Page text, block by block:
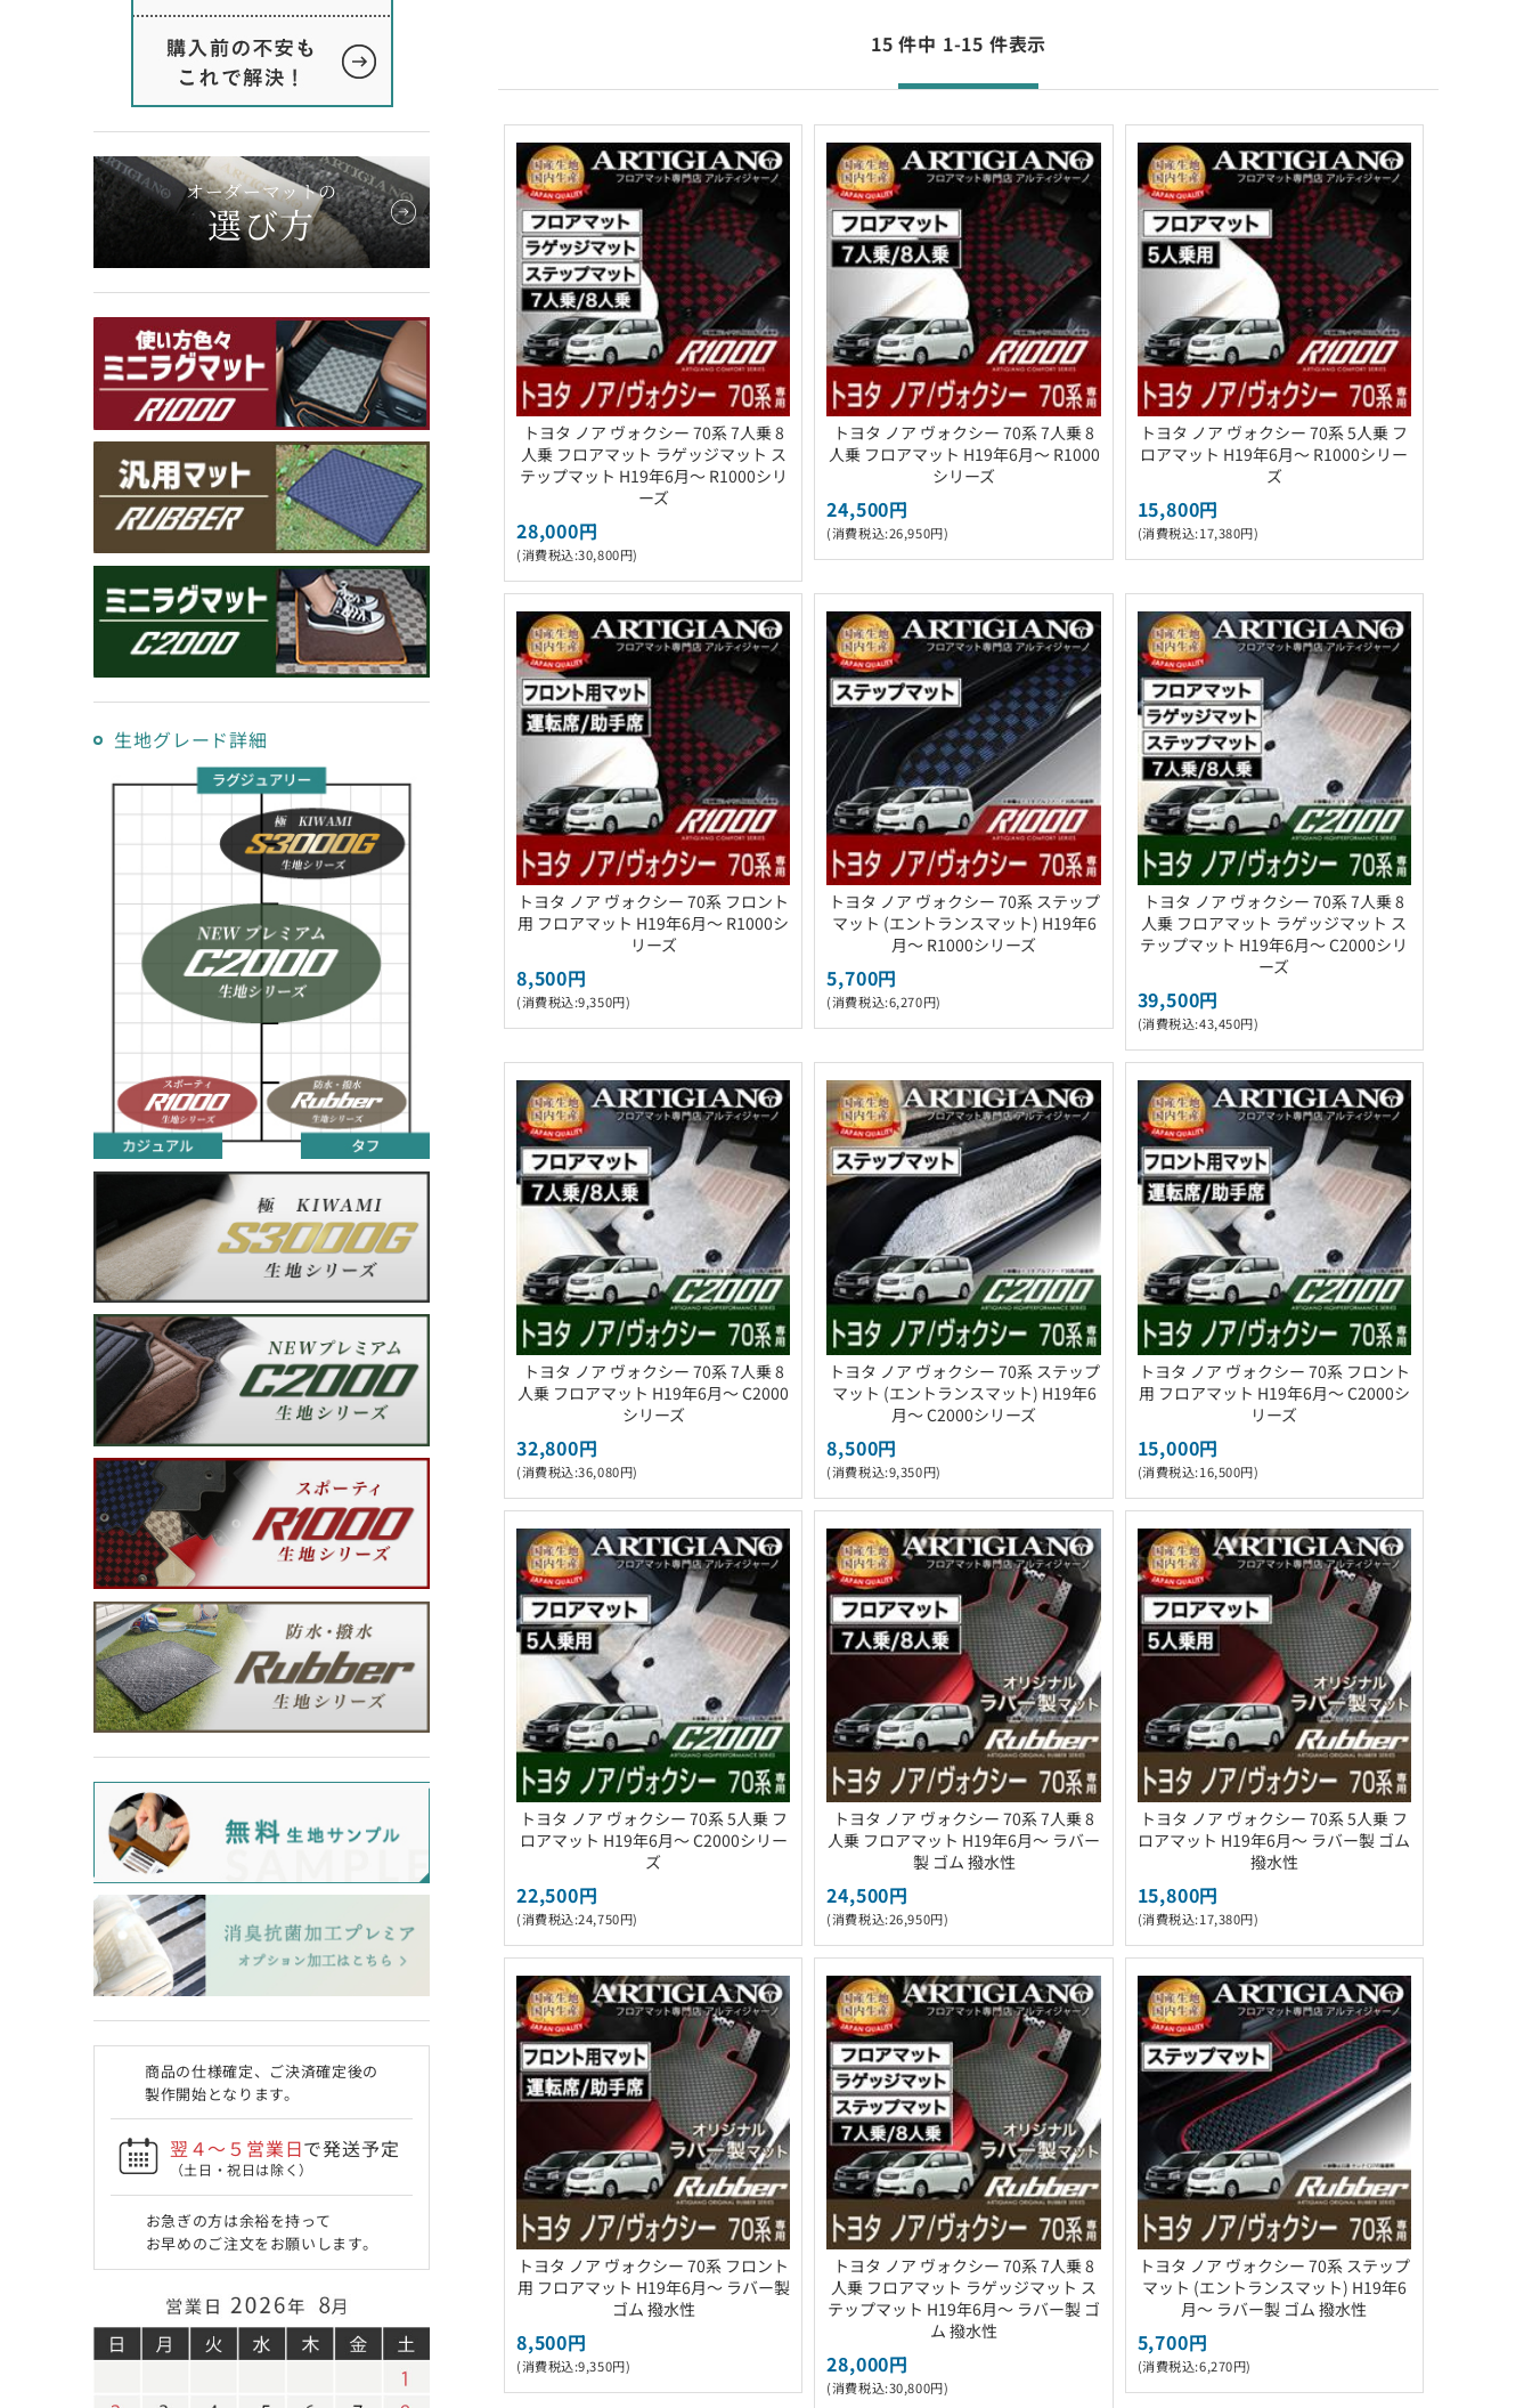
オーダーマットの
選び方
生地グレード詳細
商品の仕様確定、ご決済確定後の
製作開始となります。
翌４〜５営業日で発送予定
（土日・祝日は除く）
お急ぎの方は余裕を持って
お早めのご注文をお願いします。
15 件中 1-15 件表示
トヨタ ノア ヴォクシー 70系 7人乗 8
人乗 フロアマット ラゲッジマット ス
テップマット H19年6月～ R1000シリ
ーズ
28,000円
(消費税込:30,800円)
トヨタ ノア ヴォクシー 70系 7人乗 8
人乗 フロアマット H19年6月～ R1000
シリーズ
24,500円
(消費税込:26,950円)
トヨタ ノア ヴォクシー 70系 5人乗 フ
ロアマット H19年6月～ R1000シリー
ズ
15,800円
(消費税込:17,380円)
トヨタ ノア ヴォクシー 70系 フロント
用 フロアマット H19年6月～ R1000シ
リーズ
8,500円
(消費税込:9,350円)
トヨタ ノア ヴォクシー 70系 ステップ
マット (エントランスマット) H19年6
月～ R1000シリーズ
5,700円
(消費税込:6,270円)
トヨタ ノア ヴォクシー 70系 7人乗 8
人乗 フロアマット ラゲッジマット ス
テップマット H19年6月～ C2000シリ
ーズ
39,500円
(消費税込:43,450円)
トヨタ ノア ヴォクシー 70系 7人乗 8
人乗 フロアマット H19年6月～ C2000
シリーズ
32,800円
(消費税込:36,080円)
トヨタ ノア ヴォクシー 70系 ステップ
マット (エントランスマット) H19年6
月～ C2000シリーズ
8,500円
(消費税込:9,350円)
トヨタ ノア ヴォクシー 70系 フロント
用 フロアマット H19年6月～ C2000シ
リーズ
15,000円
(消費税込:16,500円)
トヨタ ノア ヴォクシー 70系 5人乗 フ
ロアマット H19年6月～ C2000シリー
ズ
22,500円
(消費税込:24,750円)
トヨタ ノア ヴォクシー 70系 7人乗 8
人乗 フロアマット H19年6月～ ラバー
製 ゴム 撥水性
24,500円
(消費税込:26,950円)
トヨタ ノア ヴォクシー 70系 5人乗 フ
ロアマット H19年6月～ ラバー製 ゴム
撥水性
15,800円
(消費税込:17,380円)
トヨタ ノア ヴォクシー 70系 フロント
用 フロアマット H19年6月～ ラバー製
ゴム 撥水性
8,500円
(消費税込:9,350円)
トヨタ ノア ヴォクシー 70系 7人乗 8
人乗 フロアマット ラゲッジマット ス
テップマット H19年6月～ ラバー製 ゴ
ム 撥水性
28,000円
(消費税込:30,800円)
トヨタ ノア ヴォクシー 70系 ステップ
マット (エントランスマット) H19年6
月～ ラバー製 ゴム 撥水性
5,700円
(消費税込:6,270円)